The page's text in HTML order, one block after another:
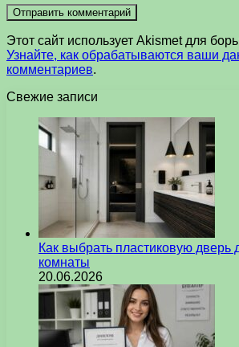
Этот сайт использует Akismet для
Узнайте, как обрабатываются ваши
комментариев.
Свежие записи
Как выбрать пластиковую дверь
комнаты
20.06.2026